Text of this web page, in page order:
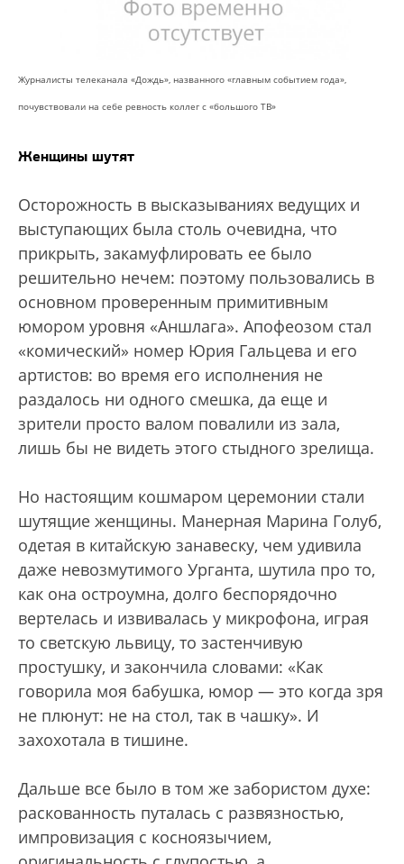
Журналисты телеканала «Дождь», названного «главным событием года»,
почувствовали на себе ревность коллег с «большого ТВ»
Женщины шутят
Осторожность в высказываниях ведущих и
выступающих была столь очевидна, что
прикрыть, закамуфлировать ее было
решительно нечем: поэтому пользовались в
основном проверенным примитивным
юмором уровня «Аншлага». Апофеозом стал
«комический» номер Юрия Гальцева и его
артистов: во время его исполнения не
раздалось ни одного смешка, да еще и
зрители просто валом повалили из зала,
лишь бы не видеть этого стыдного зрелища.
Но настоящим кошмаром церемонии стали
шутящие женщины. Манерная Марина Голуб,
одетая в китайскую занавеску, чем удивила
даже невозмутимого Урганта, шутила про то,
как она остроумна, долго беспорядочно
вертелась и извивалась у микрофона, играя
то светскую львицу, то застенчивую
простушку, и закончила словами: «Как
говорила моя бабушка, юмор — это когда зря
не плюнут: не на стол, так в чашку». И
захохотала в тишине.
Дальше все было в том же забористом духе:
раскованность путалась с развязностью,
импровизация с косноязычием,